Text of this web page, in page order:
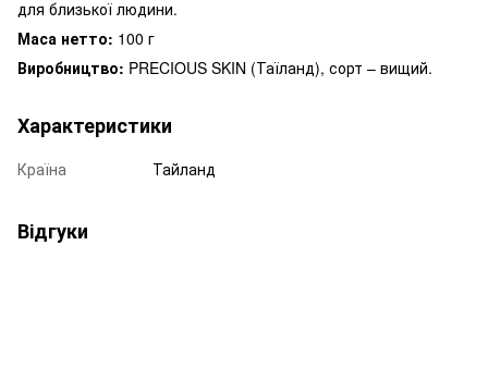
для близької людини.
Маса нетто: 100 г
Виробництво: PRECIOUS SKIN (Таїланд), сорт – вищий.
Характеристики
Країна Тайланд
Відгуки